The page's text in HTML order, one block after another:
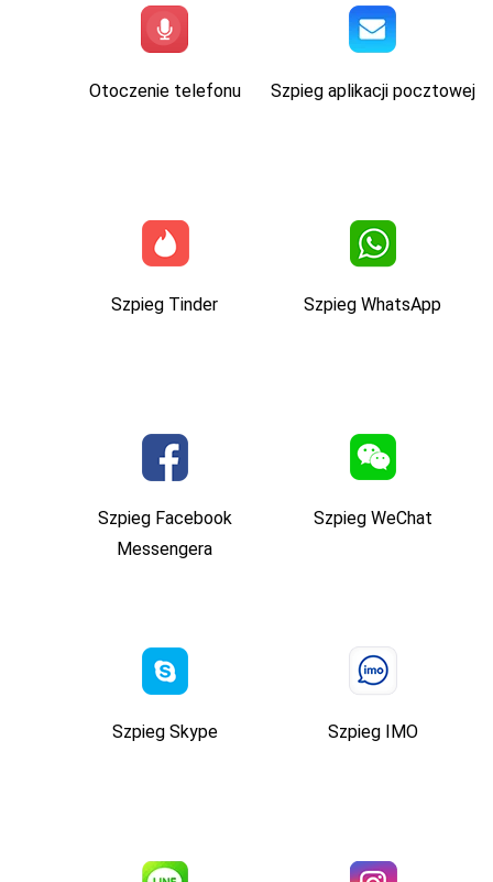
Otoczenie telefonu Szpieg aplikacji pocztowej
Szpieg Tinder Szpieg WhatsApp
Szpieg Facebook
Messengera
Szpieg WeChat
Szpieg Skype Szpieg IMO